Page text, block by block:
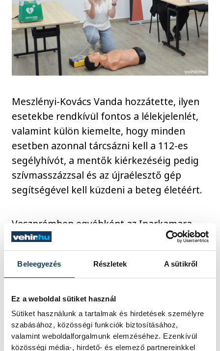
Beleegyezés Részletek A sütikről
Ez a weboldal sütiket használ
Sütiket használunk a tartalmak és hirdetések személyre
szabásához, közösségi funkciók biztosításához,
valamint weboldalforgalmunk elemzéséhez. Ezenkívül
közösségi média-, hirdető- és elemező partnereinkkel
Meszlényi-Kovács Vanda hozzátette, ilyen
esetekbe rendkívül fontos a lélekjelenlét,
valamint külön kiemelte, hogy minden
esetben azonnal tárcsázni kell a 112-es
segélyhívót, a mentők kiérkezéséig pedig
szívmasszázzsal és az újraélesztő gép
segítségével kell küzdeni a beteg életéért.
Veszprémben egyébként az Iparkamara
mellett a Pannon Egyetemen, a
városházán, és a Tesco hipermarketben is
van ilyen készülék. Az Országos Automata
Életmentő Defibrillátor (AÉD) Adatbázisa
szerint országosan közel 1300 készülék lett
már kihelyezve.